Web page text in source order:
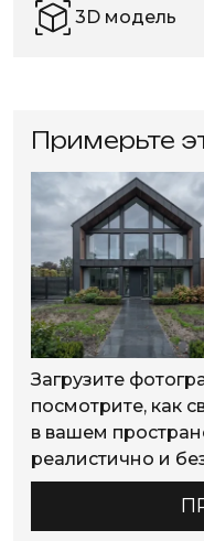
3D модель
Примерьте
Загрузите
посмотрите, как
в вашем
реалистично и